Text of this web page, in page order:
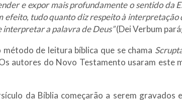
e expor mais profundamente o sentido da
tudo quanto diz respeito à interpretação
a palavra de Deus”(Dei Verbum
de leitura bíblica que se chama
autores do Novo Testamento usaram
da Bíblia começarão a serem gravados